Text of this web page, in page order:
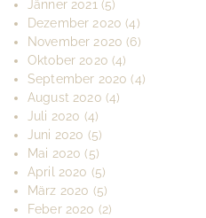
Jänner 2021 (5)
Dezember 2020 (4)
November 2020 (6)
Oktober 2020 (4)
September 2020 (4)
August 2020 (4)
Juli 2020 (4)
Juni 2020 (5)
Mai 2020 (5)
April 2020 (5)
März 2020 (5)
Feber 2020 (2)